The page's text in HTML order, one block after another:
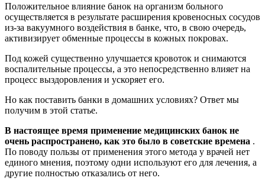
Положительное влияние банок на организм больного
осуществляется в результате расширения кровеносных сосудов
из-за вакуумного воздействия в банке, что, в свою очередь,
активизирует обменные процессы в кожных покровах.
Под кожей существенно улучшается кровоток и снимаются
воспалительные процессы, а это непосредственно влияет на
процесс выздоровления и ускоряет его.
Но как поставить банки в домашних условиях? Ответ мы
получим в этой статье.
В настоящее время применение медицинских банок не
очень распространено, как это было в советские времена .
По поводу пользы от применения этого метода у врачей нет
единого мнения, поэтому одни используют его для лечения, а
другие полностью отказались от него.